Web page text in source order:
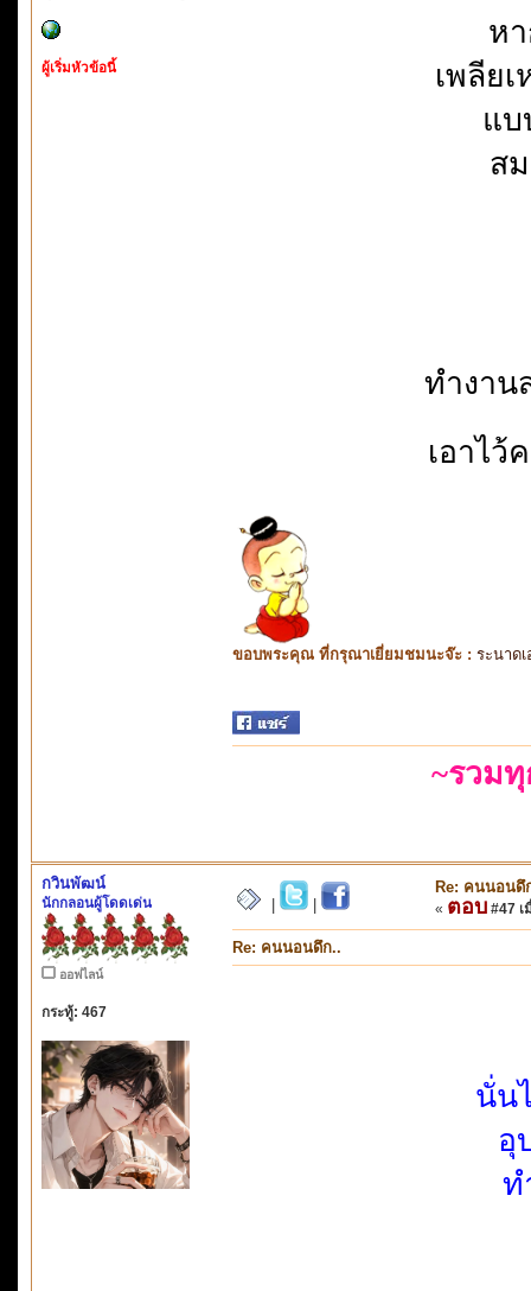
ผู้เริ่มหัวข้อนี้
ห
เพลีย
แบ
ส
ทำงาน
เอาไ
ขอบพระคุณ ที่กรุณาเยี่ยมชมนะจ๊ะ : ระนาดเ
~รวม
กวินพัฒน์
นักกลอนผู้โดดเด่น
ออฟไลน์
กระทู้: 467
Re: คนนอนดึ
« ตอบ #47 เ
Re: คนนอนดึก..
นั่น
อุ
ท